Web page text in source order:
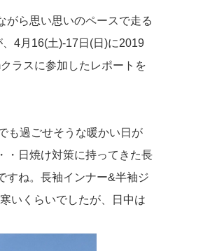
がら思い思いのペースで走る
4月16(土)-17日(日)に2019
ラスに参加したレポートを
も過ごせそうな暖かい日が
・日焼け対策に持ってきた長
すね。長袖インナー&半袖ジ
いくらいでしたが、日中は